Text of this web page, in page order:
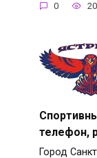
0
телефон,
Город